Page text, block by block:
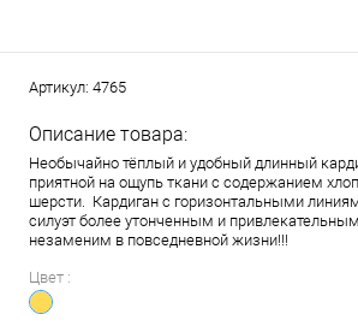
Артикул: 4765
Описание товара:
Необычайно тёплый и удобный длинный
приятной на ощупь ткани с содержанием
шерсти. Кардиган c горизонтальными
силуэт более утонченным и
незаменим в повседневной жизни!!!
Цвет :